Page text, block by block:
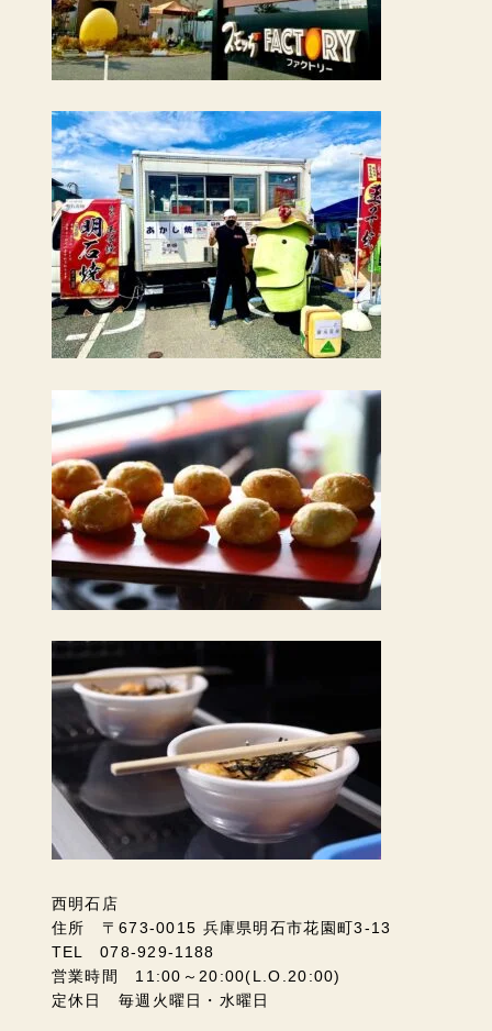
西明石店
住所 〒673-0015 兵庫県明石市花園町3-13
TEL 078-929-1188
営業時間 11:00～20:00(L.O.20:00)
定休日 毎週火曜日・水曜日